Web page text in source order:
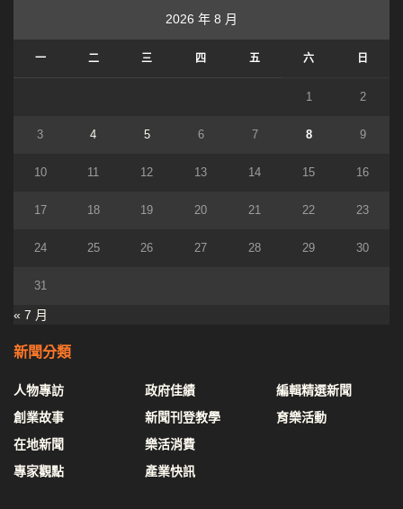
2026 年 8 月
一 二 三 四 五 六 日
1 2
3 4 5 6 7 8 9
10 11 12 13 14 15 16
17 18 19 20 21 22 23
24 25 26 27 28 29 30
31
« 7 月
新聞分類
人物專訪
創業故事
在地新聞
專家觀點
政府佳績
新聞刊登教學
樂活消費
產業快訊
編輯精選新聞
育樂活動